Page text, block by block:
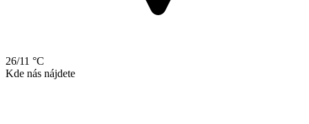
26/11 °C
Kde nás nájdete